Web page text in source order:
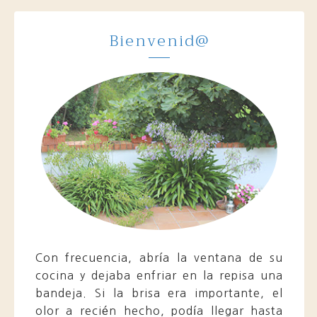
Bienvenid@
Con frecuencia, abría la ventana de su
cocina y dejaba enfriar en la repisa una
bandeja. Si la brisa era importante, el
olor a recién hecho, podía llegar hasta